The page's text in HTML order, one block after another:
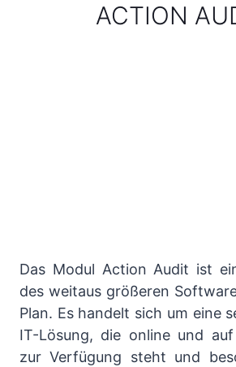
ACTION
Das Modul Action Audit ist
des weitaus größeren
Plan. Es handelt sich um eine
IT-Lösung, die online und
zur Verfügung steht und